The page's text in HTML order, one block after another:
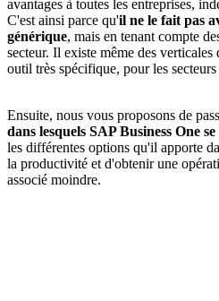
avantages à toutes les entreprises,
C'est ainsi parce qu'il ne le fait pas
générique, mais en tenant compte
secteur. Il existe même des
outil très spécifique, pour les
Ensuite, nous vous proposons de
dans lesquels SAP Business One
les différentes options qu'il apporte
la productivité et d'obtenir une
associé moindre.